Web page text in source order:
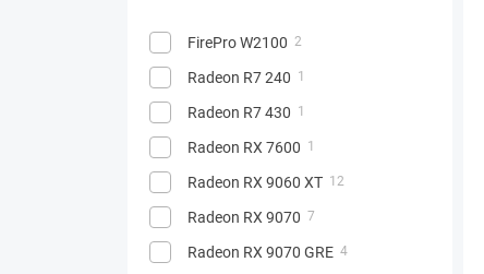
FirePro W2100 2
Radeon R7 240 1
Radeon R7 430 1
Radeon RX 7600 1
Radeon RX 9060 XT 12
Radeon RX 9070 7
Radeon RX 9070 GRE 4